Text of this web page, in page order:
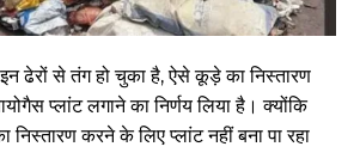
ढेरों से तंग हो चुका है, ऐसे कूड़े का निस्तारण
प्लांट लगाने का निर्णय लिया है। क्योंकि
करने के लिए प्लांट नहीं बना पा रहा